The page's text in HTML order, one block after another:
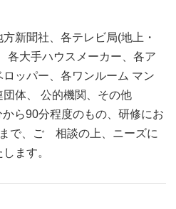
新聞社、各テレビ局(地上・
各大手ハウスメーカー、各ア
ッパー、各ワンルーム マン
体、 公的機関、その他
ら90分程度のもの、研修にお
で、ご゙相談の上、ニーズに
ます。